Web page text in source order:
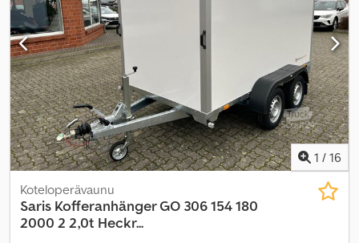
1 / 16
Koteloperävaunu
Saris Kofferanhänger GO 306 154 180
2000 2 2,0t Heckr...